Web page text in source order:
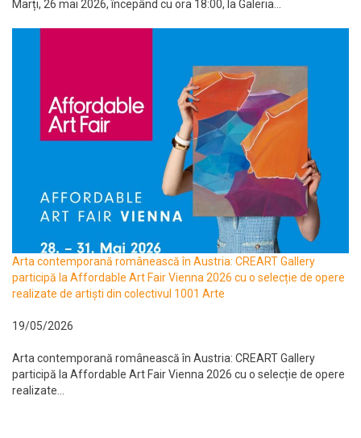
Marți, 26 mai 2026, începând cu ora 18:00, la Galeria...
Arta contemporană românească în Austria: CREART Gallery
participă la Affordable Art Fair Vienna 2026 cu o selecție de opere
realizate de artiști din colectivul 1001 Arte
19/05/2026
Arta contemporană românească în Austria: CREART Gallery
participă la Affordable Art Fair Vienna 2026 cu o selecție de opere
realizate...